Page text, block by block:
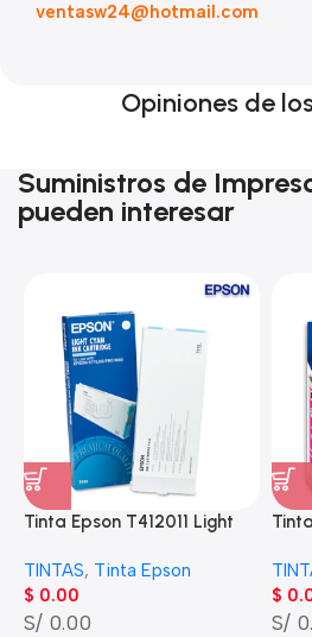
ventasw24@hotmail.com
Opiniones de
Suministros de
pueden interesar
Tinta Epson T412011 Light
(200 ML)
TINTAS, Tinta Epson
$ 0.00
S/ 0.00
(210
$
S/